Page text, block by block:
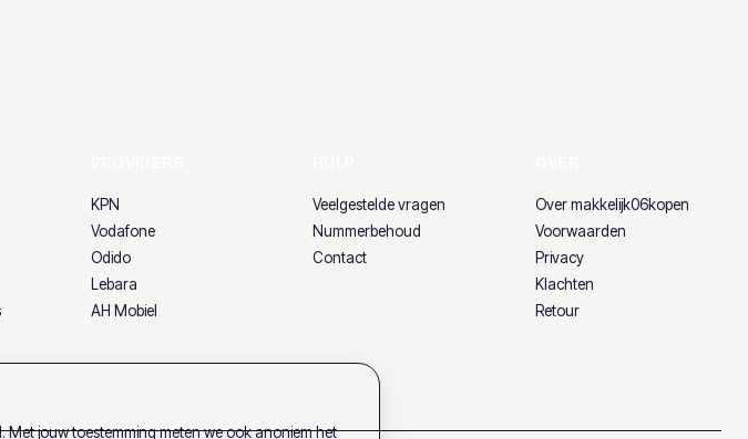
KPN
Vodafone
Odido
Lebara
AH Mobiel
Veelgestelde vragen
Nummerbehoud
Contact
Over makkelijk06kopen
Voorwaarden
Privacy
Klachten
Retour
jouw toestemming meten we ook anoniem het